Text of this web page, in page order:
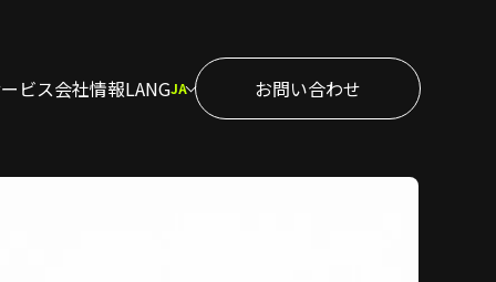
ビス会社情報LANGJA お問い合わせ